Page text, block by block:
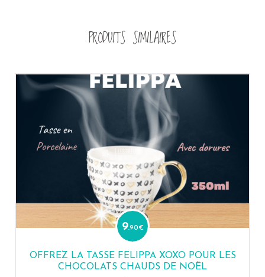
PRODUITS SIMILAIRES
9.90€
OFFREZ LA TASSE FELIPPA XOXO POUR LES
CHOCOLATS CHAUDS DE NOËL